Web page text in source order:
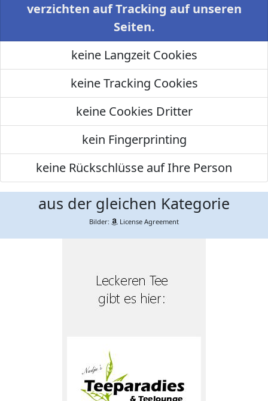
verzichten auf Tracking auf unseren
Seiten.
keine Langzeit Cookies
keine Tracking Cookies
keine Cookies Dritter
kein Fingerprinting
keine Rückschlüsse auf Ihre Person
aus der gleichen Kategorie
Bilder: License Agreement